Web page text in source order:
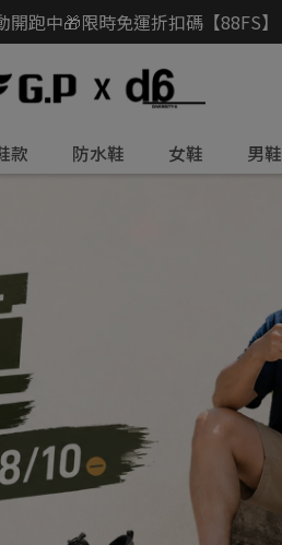
跑中🎁限時免運折扣碼【88FS】
款 防水鞋 女鞋 男鞋